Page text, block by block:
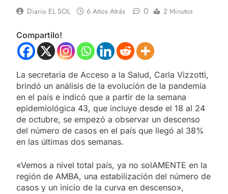
Diario EL SOL 6 Años Atrás 0 2 Minutos
Compartilo!
La secretaria de Acceso a la Salud, Carla Vizzotti,
brindó un análisis de la evolución de la pandemia
en el país e indicó que a partir de la semana
epidemiológica 43, que incluye desde el 18 al 24
de octubre, se empezó a observar un descenso
del número de casos en el país que llegó al 38%
en las últimas dos semanas.
«Vemos a nivel total país, ya no solAMENTE en la
región de AMBA, una estabilización del número de
casos y un inicio de la curva en descenso»,